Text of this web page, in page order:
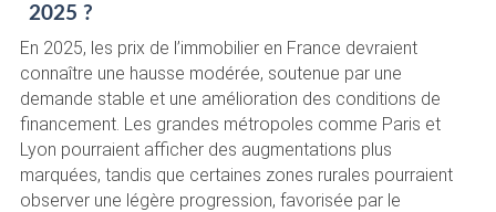
2025 ?
En 2025, les prix de l’immobilier en France devraient
connaître une hausse modérée, soutenue par une
demande stable et une amélioration des conditions de
financement. Les grandes métropoles comme Paris et
Lyon pourraient afficher des augmentations plus
marquées, tandis que certaines zones rurales pourraient
observer une légère progression, favorisée par le